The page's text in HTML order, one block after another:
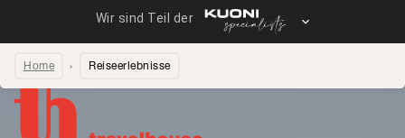
Home Reiseerlebnisse